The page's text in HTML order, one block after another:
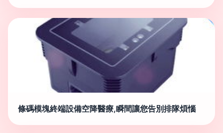
條碼模塊終端設備空降醫療,瞬間讓您告別排隊煩惱